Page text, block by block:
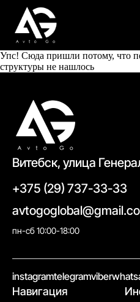
Упс! Сюда пришли потому, что
структуры не нашлось
Витебск, улица
+375 (29) 737-33-33
пн-сб 10:00-18:00
instagramtelegramviber
Навигация